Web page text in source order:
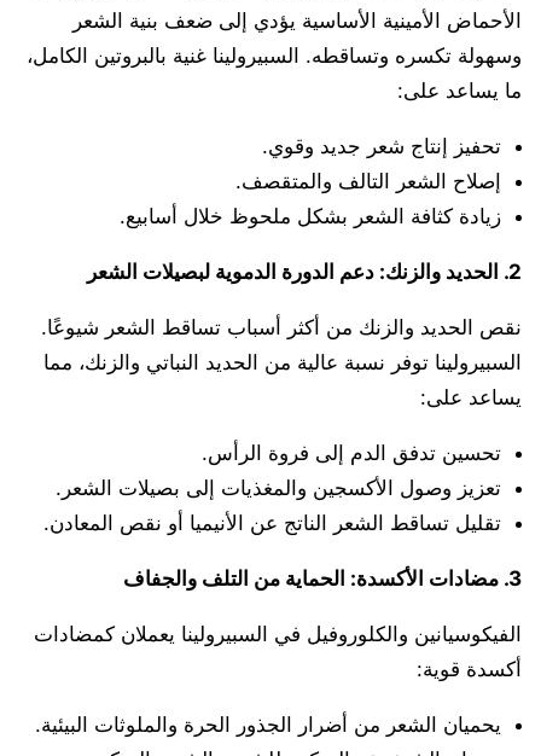
الأحماض الأمينية الأساسية يؤدي إلى ضعف بنية الشعر
وسهولة تكسره وتساقطه. السبيرولينا غنية بالبروتين الكامل،
ما يساعد على:
تحفيز إنتاج شعر جديد وقوي.
إصلاح الشعر التالف والمتقصف.
زيادة كثافة الشعر بشكل ملحوظ خلال أسابيع.
2. الحديد والزنك: دعم الدورة الدموية لبصيلات الشعر
نقص الحديد والزنك من أكثر أسباب تساقط الشعر شيوعًا.
السبيرولينا توفر نسبة عالية من الحديد النباتي والزنك، مما
يساعد على:
تحسين تدفق الدم إلى فروة الرأس.
تعزيز وصول الأكسجين والمغذيات إلى بصيلات الشعر.
تقليل تساقط الشعر الناتج عن الأنيميا أو نقص المعادن.
3. مضادات الأكسدة: الحماية من التلف والجفاف
الفيكوسيانين والكلوروفيل في السبيرولينا يعملان كمضادات
أكسدة قوية:
يحميان الشعر من أضرار الجذور الحرة والملوثات البيئية.